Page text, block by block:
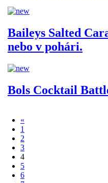
Baileys Salted
nebo v pohári.
Bols Cocktail
«
1
2
3
4
5
6